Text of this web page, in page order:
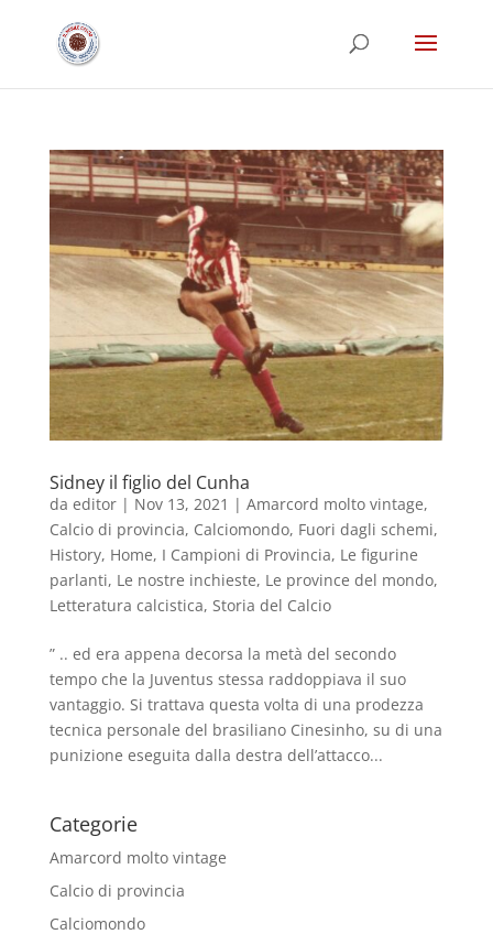
Sidney il figlio del Cunha
da editor| Nov 13, 2021 | Amarcord molto vintage,
Calcio di provincia, Calciomondo, Fuori dagli schemi,
History, Home, I Campioni di Provincia, Le figurine
parlanti, Le nostre inchieste, Le province del mondo,
Letteratura calcistica, Storia del Calcio
” .. ed era appena decorsa la metà del secondo
tempo che la Juventus stessa raddoppiava il suo
vantaggio. Si trattava questa volta di una prodezza
tecnica personale del brasiliano Cinesinho, su di una
punizione eseguita dalla destra dell’attacco...
Categorie
Amarcord molto vintage
Calcio di provincia
Calciomondo